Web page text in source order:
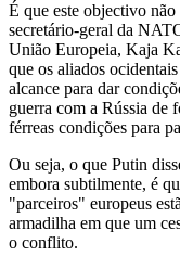
É que este objectivo não
secretário-geral da
União Europeia, Kaja
que os aliados
alcance para dar
guerra com a Rússia de
férreas condições para
Ou seja, o que Putin
embora subtilmente, é
"parceiros" europeus
armadilha em que um
o conflito.